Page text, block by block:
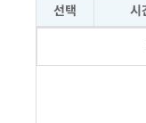
선택 시